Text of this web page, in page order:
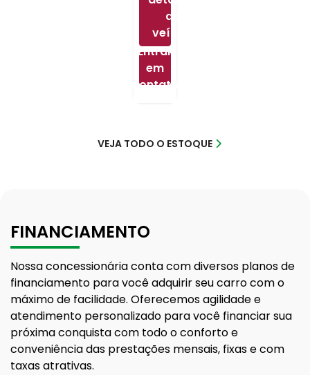
do
veículo
Entrar
em
contato
VEJA TODO O ESTOQUE
FINANCIAMENTO
Nossa concessionária conta com diversos planos de
financiamento para você adquirir seu carro com o
máximo de facilidade. Oferecemos agilidade e
atendimento personalizado para você financiar sua
próxima conquista com todo o conforto e
conveniência das prestações mensais, fixas e com
taxas atrativas.